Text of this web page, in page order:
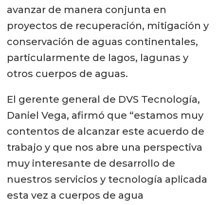
avanzar de manera conjunta en
proyectos de recuperación, mitigación y
conservación de aguas continentales,
particularmente de lagos, lagunas y
otros cuerpos de aguas.
El gerente general de DVS Tecnología,
Daniel Vega, afirmó que “estamos muy
contentos de alcanzar este acuerdo de
trabajo y que nos abre una perspectiva
muy interesante de desarrollo de
nuestros servicios y tecnología aplicada
esta vez a cuerpos de agua